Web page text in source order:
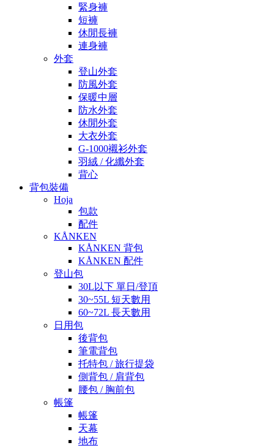
緊身褲
短褲
休閒長褲
連身褲
外套
登山外套
防風外套
保暖中層
防水外套
休閒外套
大衣外套
G-1000襯衫外套
羽絨 / 化纖外套
背心
背包裝備
Hoja
包款
配件
KÅNKEN
KÅNKEN 背包
KÅNKEN 配件
登山包
30L以下 單日/登頂
30~55L 短天數用
60~72L 長天數用
日用包
後背包
筆電背包
托特包 / 旅行提袋
側背包 / 肩背包
腰包 / 胸前包
帳篷
帳篷
天幕
地布